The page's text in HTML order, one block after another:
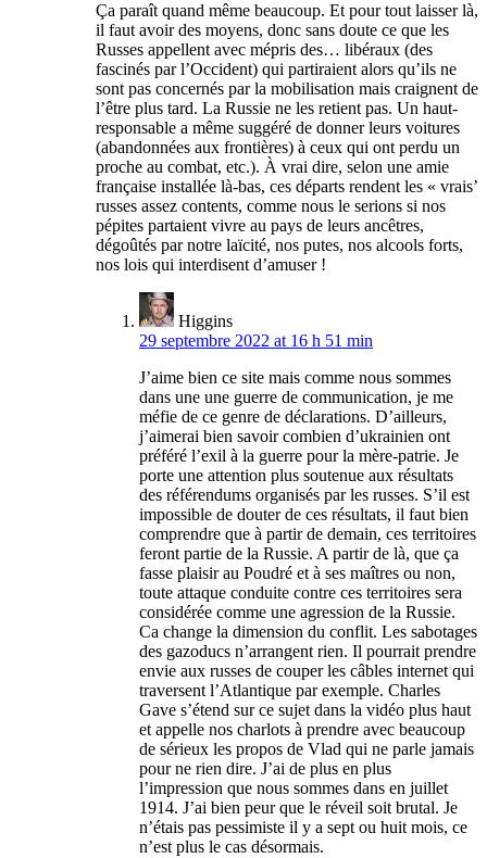
Ça paraît quand même beaucoup. Et pour tout laisser là,
il faut avoir des moyens, donc sans doute ce que les
Russes appellent avec mépris des… libéraux (des
fascinés par l’Occident) qui partiraient alors qu’ils ne
sont pas concernés par la mobilisation mais craignent de
l’être plus tard. La Russie ne les retient pas. Un haut-
responsable a même suggéré de donner leurs voitures
(abandonnées aux frontières) à ceux qui ont perdu un
proche au combat, etc.). À vrai dire, selon une amie
française installée là-bas, ces départs rendent les « vrais’
russes assez contents, comme nous le serions si nos
pépites partaient vivre au pays de leurs ancêtres,
dégoûtés par notre laïcité, nos putes, nos alcools forts,
nos lois qui interdisent d’amuser !
Higgins
29 septembre 2022 at 16 h 51 min
J’aime bien ce site mais comme nous sommes
dans une une guerre de communication, je me
méfie de ce genre de déclarations. D’ailleurs,
j’aimerai bien savoir combien d’ukrainien ont
préféré l’exil à la guerre pour la mère-patrie. Je
porte une attention plus soutenue aux résultats
des référendums organisés par les russes. S’il est
impossible de douter de ces résultats, il faut bien
comprendre que à partir de demain, ces territoires
feront partie de la Russie. A partir de là, que ça
fasse plaisir au Poudré et à ses maîtres ou non,
toute attaque conduite contre ces territoires sera
considérée comme une agression de la Russie.
Ca change la dimension du conflit. Les sabotages
des gazoducs n’arrangent rien. Il pourrait prendre
envie aux russes de couper les câbles internet qui
traversent l’Atlantique par exemple. Charles
Gave s’étend sur ce sujet dans la vidéo plus haut
et appelle nos charlots à prendre avec beaucoup
de sérieux les propos de Vlad qui ne parle jamais
pour ne rien dire. J’ai de plus en plus
l’impression que nous sommes dans en juillet
1914. J’ai bien peur que le réveil soit brutal. Je
n’étais pas pessimiste il y a sept ou huit mois, ce
n’est plus le cas désormais.